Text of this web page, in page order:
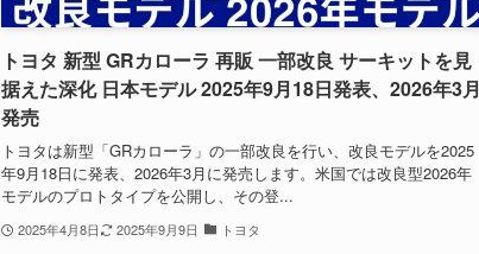
トヨタ 新型 GRカローラ 再販 一部改良 サーキットを見
据えた深化 日本モデル 2025年9月18日発表、2026年3月
発売
トヨタは新型「GRカローラ」の一部改良を行い、改良モデルを2025
年9月18日に発表、2026年3月に発売します。米国では改良型2026年
モデルのプロトタイプを公開し、その登...
2025年4月8日 2025年9月9日 トヨタ